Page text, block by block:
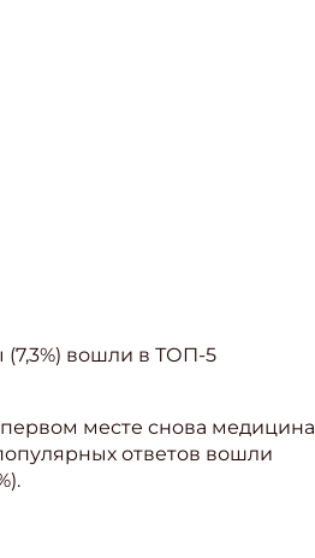
(7,3%) вошли в ТОП-5
месте снова медицина
ответов вошли